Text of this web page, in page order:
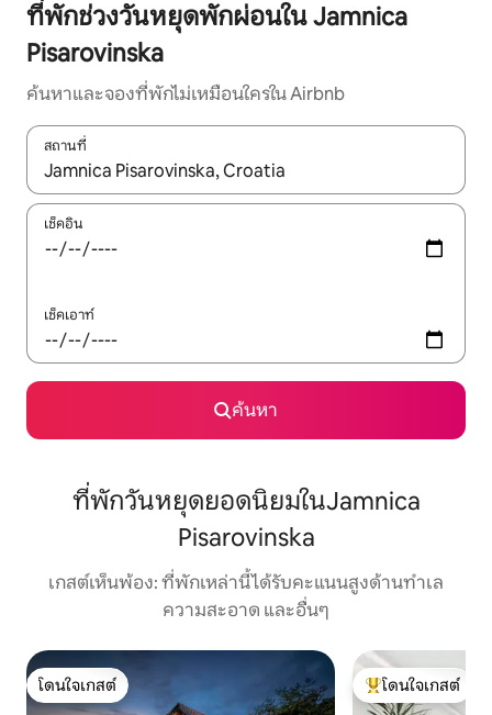
ที่พักช่วงวันหยุดพักผ่อนใน Jamnica
Pisarovinska
ค้นหาและจองที่พักไม่เหมือนใครใน Airbnb
สถานที่
ใช้ลูกศรขึ้นลง หรือใช้การสัมผัสหรือปัด เพื่อสำรวจผลการค้นหา
เช็คอิน
เช็คเอาท์
ค้นหา
ที่พักวันหยุดยอดนิยมในJamnica
Pisarovinska
เกสต์เห็นพ้อง: ที่พักเหล่านี้ได้รับคะแนนสูงด้านทำเล
ความสะอาด และอื่นๆ
โดนใจเกสต์
โดนใจเกสต์
โดนใจเกสต์ที่สุด
โดนใจเกสต์